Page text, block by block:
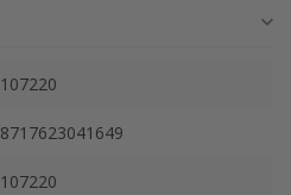
107220
8717623041649
107220